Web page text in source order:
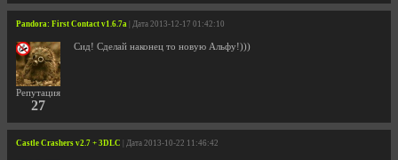
Pandora: First Contact v1.6.7a | Дата 2013-12-17 01:42:10
Репутация
27
Сид! Сделай наконец то новую Альфу!)))
Castle Crashers v2.7 + 3DLC | Дата 2013-10-22 11:46:42